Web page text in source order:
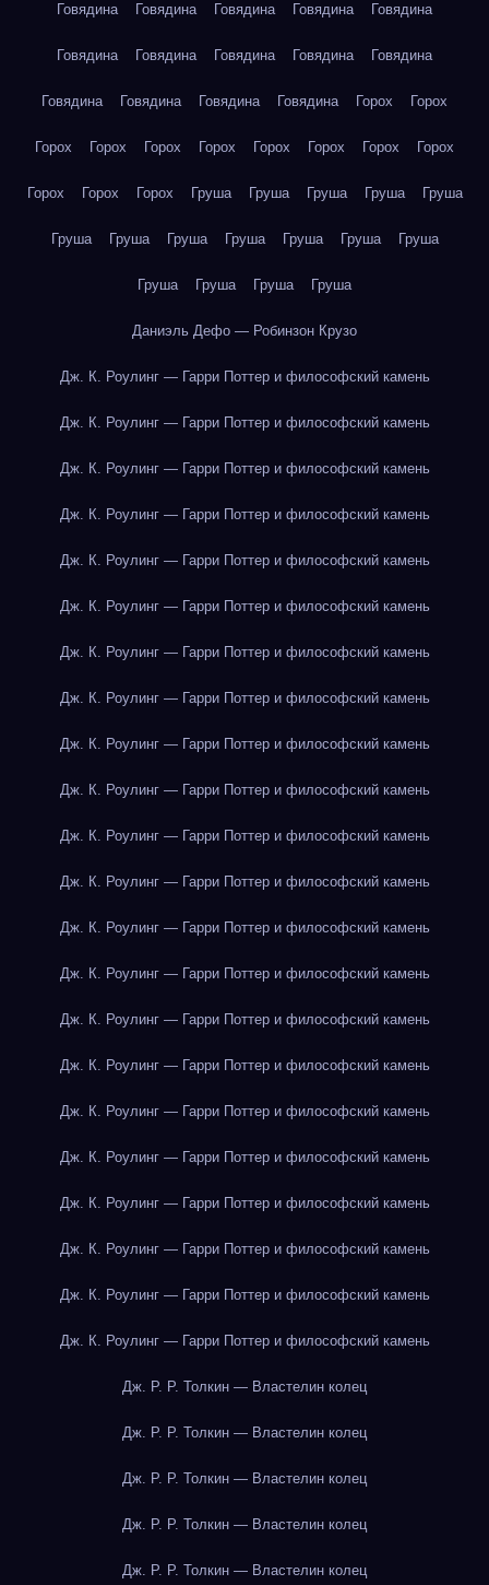
Говядина Говядина Говядина Говядина Говядина
Говядина Говядина Говядина Говядина Говядина
Говядина Говядина Говядина Говядина Горох Горох
Горох Горох Горох Горох Горох Горох Горох Горох
Горох Горох Горох Груша Груша Груша Груша Груша
Груша Груша Груша Груша Груша Груша Груша
Груша Груша Груша Груша
Даниэль Дефо — Робинзон Крузо
Дж. К. Роулинг — Гарри Поттер и философский камень
Дж. К. Роулинг — Гарри Поттер и философский камень
Дж. К. Роулинг — Гарри Поттер и философский камень
Дж. К. Роулинг — Гарри Поттер и философский камень
Дж. К. Роулинг — Гарри Поттер и философский камень
Дж. К. Роулинг — Гарри Поттер и философский камень
Дж. К. Роулинг — Гарри Поттер и философский камень
Дж. К. Роулинг — Гарри Поттер и философский камень
Дж. К. Роулинг — Гарри Поттер и философский камень
Дж. К. Роулинг — Гарри Поттер и философский камень
Дж. К. Роулинг — Гарри Поттер и философский камень
Дж. К. Роулинг — Гарри Поттер и философский камень
Дж. К. Роулинг — Гарри Поттер и философский камень
Дж. К. Роулинг — Гарри Поттер и философский камень
Дж. К. Роулинг — Гарри Поттер и философский камень
Дж. К. Роулинг — Гарри Поттер и философский камень
Дж. К. Роулинг — Гарри Поттер и философский камень
Дж. К. Роулинг — Гарри Поттер и философский камень
Дж. К. Роулинг — Гарри Поттер и философский камень
Дж. К. Роулинг — Гарри Поттер и философский камень
Дж. К. Роулинг — Гарри Поттер и философский камень
Дж. К. Роулинг — Гарри Поттер и философский камень
Дж. Р. Р. Толкин — Властелин колец
Дж. Р. Р. Толкин — Властелин колец
Дж. Р. Р. Толкин — Властелин колец
Дж. Р. Р. Толкин — Властелин колец
Дж. Р. Р. Толкин — Властелин колец